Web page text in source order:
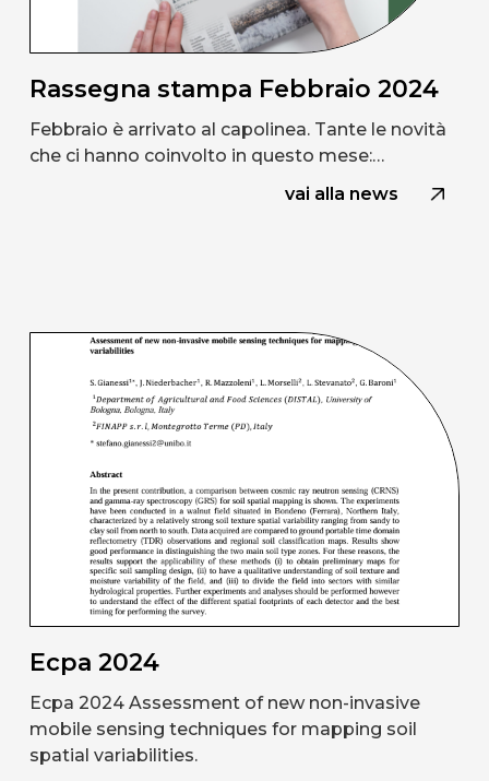
Rassegna stampa Febbraio 2024
Febbraio è arrivato al capolinea. Tante le novità
che ci hanno coinvolto in questo mese:…
vai alla news
Ecpa 2024
Ecpa 2024 Assessment of new non-invasive
mobile sensing techniques for mapping soil
spatial variabilities.